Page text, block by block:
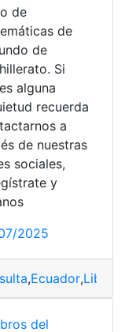
de educación
de
de
de
Si
alguna
recuerda
a
de nuestras
sociales,
y
2025
,Ecuador,Libro